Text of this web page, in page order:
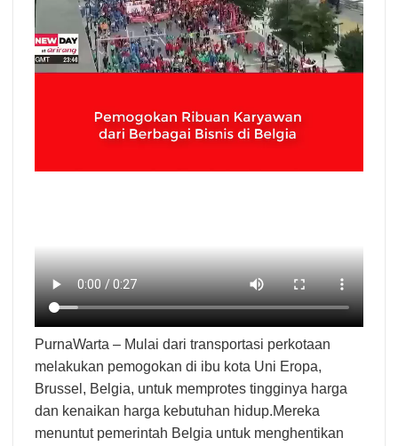
PurnaWarta – Mulai dari transportasi perkotaan
melakukan pemogokan di ibu kota Uni Eropa,
Brussel, Belgia, untuk memprotes tingginya harga
dan kenaikan harga kebutuhan hidup.Mereka
menuntut pemerintah Belgia untuk menghentikan